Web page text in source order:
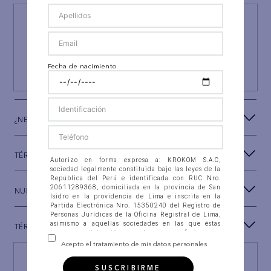
ÚNETE A#AEPERU
Y RECIBE UN REGALO ESPECIAL
SUSCRIBIRSE
¿NECESITAS AYUDA?
TÉRMINOS Y CONDICIONES
NUESTRA MARCA
TÉRMINOS LEGALES
Encuentra tu tienda
Fecha de nacimiento
Autorizo en forma expresa a: KROKOM S.A.C,
sociedad legalmente constituida bajo las leyes de la
República del Perú e identificada con RUC Nro.
20611289368, domiciliada en la provincia de San
Isidro en la providencia de Lima e inscrita en la
Partida Electrónica Nro. 15350240 del Registro de
Personas Jurídicas de la Oficina Registral de Lima,
asimismo a aquellas sociedades en las que éstas
tengan participación, con las que se fusionen o
integren (en adelante “la Compañía”), para que
automatizados, así como en ficheros físicos, accedan,
intercambien, consulten, soliciten, suministren,
Acepto el tratamiento de mis datos personales
SUSCRIBIRME